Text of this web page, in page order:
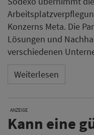
Konzerns Meta. Die
Lösungen und
verschiedenen
Weiterlesen
ANZEIGE
Kann eine